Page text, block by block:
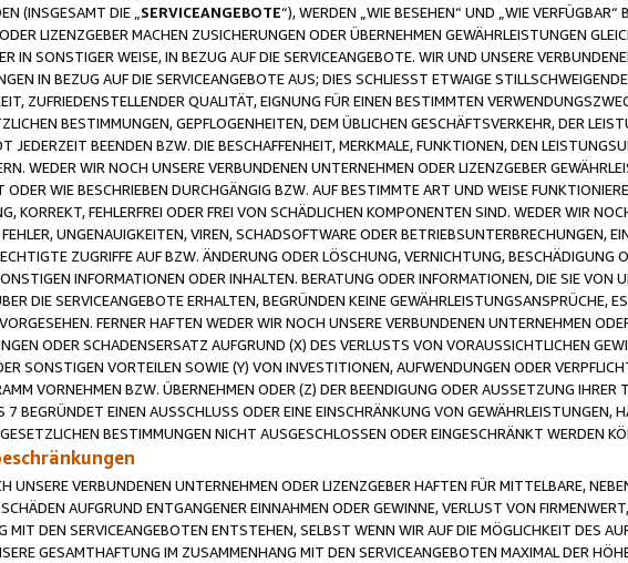
(INSGESAMT DIE „ SERVICEANGEBOTE“), WERDEN „WIE BESEHEN“ UND „WIE
LIZENZGEBER MACHEN ZUSICHERUNGEN ODER ÜBERNEHMEN GEWÄHRLEISTUNGEN
IN SONSTIGER WEISE, IN BEZUG AUF DIE SERVICEANGEBOTE. WIR UND UNSERE
IN BEZUG AUF DIE SERVICEANGEBOTE AUS; DIES SCHLIESST ETWAIGE
ZUFRIEDENSTELLENDER QUALITÄT, EIGNUNG FÜR EINEN BESTIMMTEN
BESTIMMUNGEN, GEPFLOGENHEITEN, DEM ÜBLICHEN GESCHÄFTSVERKEHR, DER
JEDERZEIT BEENDEN BZW. DIE BESCHAFFENHEIT, MERKMALE, FUNKTIONEN, DEN
WEDER WIR NOCH UNSERE VERBUNDENEN UNTERNEHMEN ODER LIZENZGEBER
ODER WIE BESCHRIEBEN DURCHGÄNGIG BZW. AUF BESTIMMTE ART UND WEISE
KORREKT, FEHLERFREI ODER FREI VON SCHÄDLICHEN KOMPONENTEN SIND. WEDER WIR
UNGENAUIGKEITEN, VIREN, SCHADSOFTWARE ODER BETRIEBSUNTERBRECHUNGEN,
ZUGRIFFE AUF BZW. ÄNDERUNG ODER LÖSCHUNG, VERNICHTUNG, BESCHÄDIGUNG
INFORMATIONEN ODER INHALTEN. BERATUNG ODER INFORMATIONEN, DIE SIE VON
DIE SERVICEANGEBOTE ERHALTEN, BEGRÜNDEN KEINE GEWÄHRLEISTUNGSANSPRÜCHE,
FERNER HAFTEN WEDER WIR NOCH UNSERE VERBUNDENEN UNTERNEHMEN
ODER SCHADENSERSATZ AUFGRUND (X) DES VERLUSTS VON VORAUSSICHTLICHEN
SONSTIGEN VORTEILEN SOWIE (Y) VON INVESTITIONEN, AUFWENDUNGEN ODER
VORNEHMEN BZW. ÜBERNEHMEN ODER (Z) DER BEENDIGUNG ODER AUSSETZUNG
7 BEGRÜNDET EINEN AUSSCHLUSS ODER EINE EINSCHRÄNKUNG VON GEWÄHRLEISTUNGEN,
BESTIMMUNGEN NICHT AUSGESCHLOSSEN ODER EINGESCHRÄNKT WERDEN
UNSERE VERBUNDENEN UNTERNEHMEN ODER LIZENZGEBER HAFTEN FÜR MITTELBARE,
AUFGRUND ENTGANGENER EINNAHMEN ODER GEWINNE, VERLUST VON
MIT DEN SERVICEANGEBOTEN ENTSTEHEN, SELBST WENN WIR AUF DIE MÖGLICHKEIT DES
GESAMTHAFTUNG IM ZUSAMMENHANG MIT DEN SERVICEANGEBOTEN MAXIMAL DER